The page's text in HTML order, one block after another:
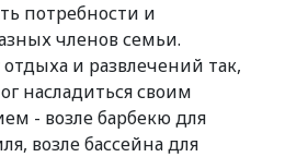
потребности и
членов семьи.
и развлечений так,
насладиться своим
- возле барбекю для
возле бассейна для